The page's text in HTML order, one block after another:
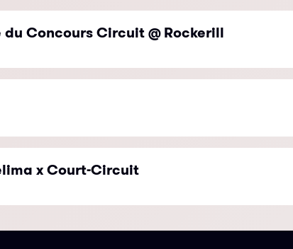
Concours Circuit @ Rockerill
x Court-Circuit